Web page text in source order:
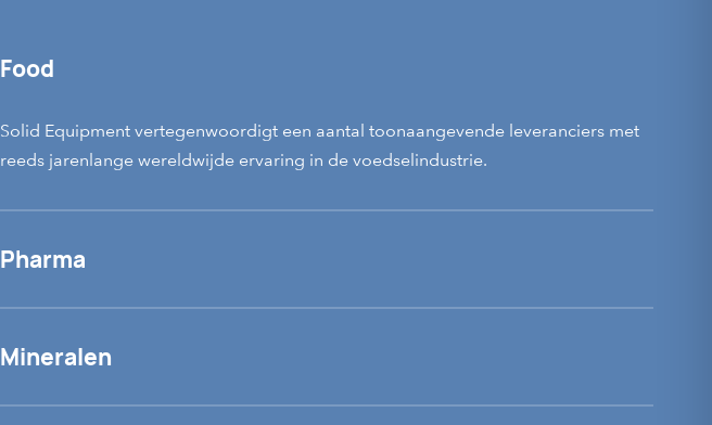
Food
Solid Equipment vertegenwoordigt een aantal toonaangevende leveranciers met
reeds jarenlange wereldwijde ervaring in de voedselindustrie.
Pharma
Mineralen